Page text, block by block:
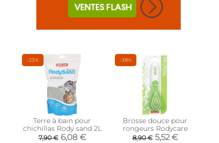
-23%
Terre à bain pour
chichillas Rody sand 2L
7,90 € 6,08 €
-38%
Brosse douce pour
rongeurs Rodycare
8,90 € 5,52 €